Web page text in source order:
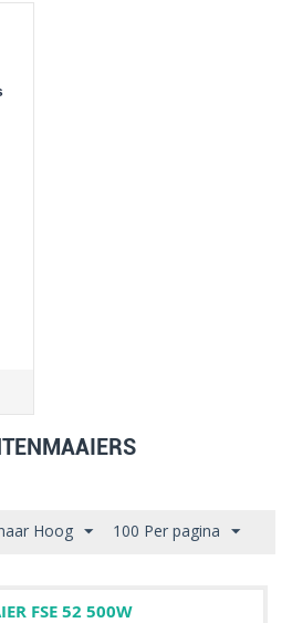
Hoog 100 Per pagina
FSE 52 500W